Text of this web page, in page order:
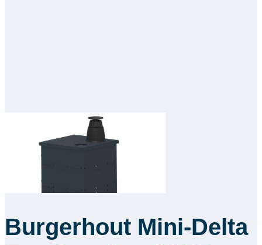
Burgerhout Mini-Delta